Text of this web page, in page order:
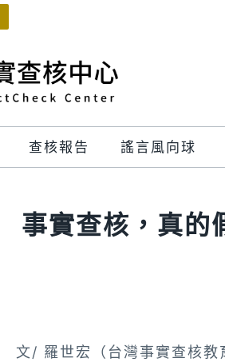
查核報告 謠言風向球
事實查核，真
文/ 羅世宏（台灣事實查核教